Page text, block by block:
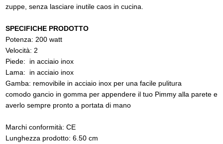
zuppe, senza lasciare inutile caos in cucina.
SPECIFICHE PRODOTTO
Potenza: 200 watt
Velocità: 2
Piede:
in acciaio inox
Lama:
in acciaio inox
Gamba: removibile in acciaio inox per una facile pulitura
comodo gancio in gomma per appendere il tuo Pimmy alla parete e
averlo sempre pronto a portata di mano
Marchi conformità: CE
Lunghezza prodotto: 6.50 cm